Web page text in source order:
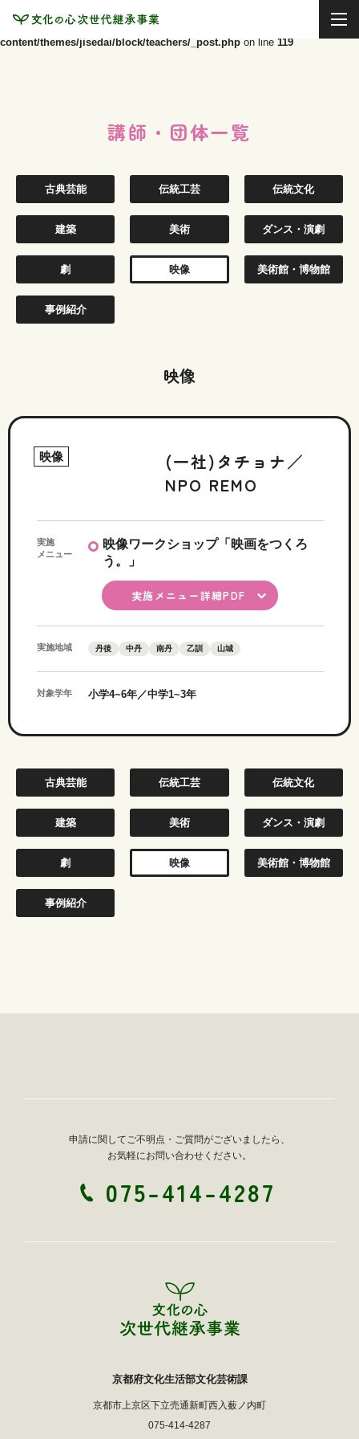
Warning: Undefined variable $entry_list in
content/themes/jisedai/block/teachers/_post.php on line 119
講師・団体一覧
古典芸能 伝統工芸 伝統文化
建築 美術 ダンス・演劇
劇 映像 美術館・博物館
事例紹介
映像
(一社)タチョナ／
NPO REMO
実施
メニュー
映像ワークショップ「映画をつくろ
う。」
実施メニュー詳細PDF
実施地域 丹後 中丹 南丹 乙訓 山城
対象学年 小学4~6年／中学1~3年
映像
古典芸能 伝統工芸 伝統文化
建築 美術 ダンス・演劇
劇 映像 美術館・博物館
事例紹介
申請に関してご不明点・ご質問がございましたら、
お気軽にお問い合わせください。
075-414-4287
京都府文化生活部文化芸術課
京都市上京区下立売通新町西入薮ノ内町
075-414-4287